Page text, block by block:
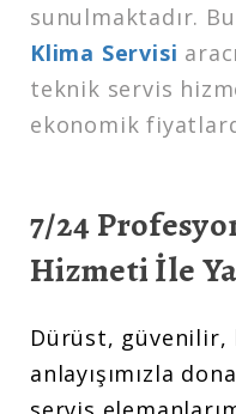
sunulmaktadır.
Klima Servisi
teknik servis
ekonomik
7/24
Hizmeti İle
Dürüst,
anlayışımızla